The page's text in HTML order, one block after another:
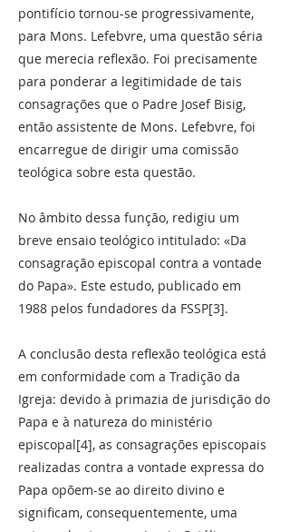
pontifício tornou-se progressivamente,
para Mons. Lefebvre, uma questão séria
que merecia reflexão. Foi precisamente
para ponderar a legitimidade de tais
consagrações que o Padre Josef Bisig,
então assistente de Mons. Lefebvre, foi
encarregue de dirigir uma comissão
teológica sobre esta questão.
No âmbito dessa função, redigiu um
breve ensaio teológico intitulado: «Da
consagração episcopal contra a vontade
do Papa». Este estudo, publicado em
1988 pelos fundadores da FSSP[3].
A conclusão desta reflexão teológica está
em conformidade com a Tradição da
Igreja: devido à primazia de jurisdição do
Papa e à natureza do ministério
episcopal[4], as consagrações episcopais
realizadas contra a vontade expressa do
Papa opõem-se ao direito divino e
significam, consequentemente, uma